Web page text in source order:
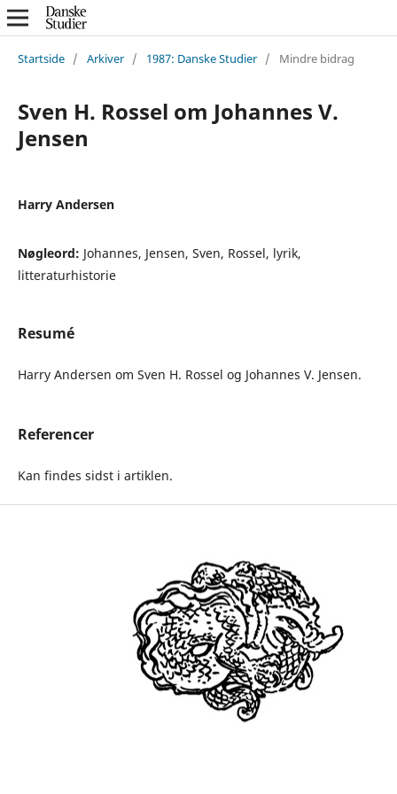
Startside / Arkiver / 1987: Danske Studier / Mindre bidrag
Sven H. Rossel om Johannes V.
Jensen
Harry Andersen
Nøgleord: Johannes, Jensen, Sven, Rossel, lyrik,
litteraturhistorie
Resumé
Harry Andersen om Sven H. Rossel og Johannes V. Jensen.
Referencer
Kan findes sidst i artiklen.